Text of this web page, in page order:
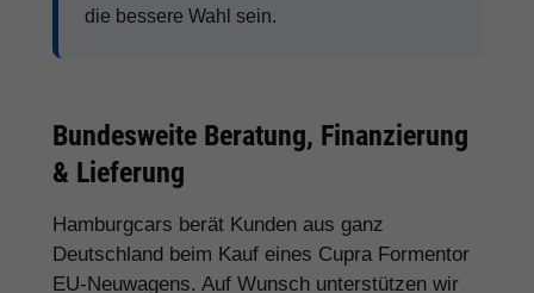
die bessere Wahl sein.
Bundesweite Beratung, Finanzierung
& Lieferung
Hamburgcars berät Kunden aus ganz
Deutschland beim Kauf eines Cupra Formentor
EU-Neuwagens. Auf Wunsch unterstützen wir